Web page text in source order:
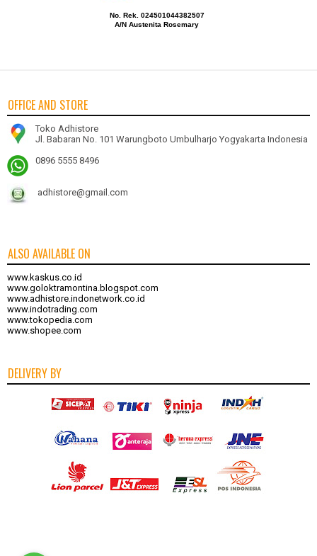
No. Rek. 024501044382507
A/N Austenita Rosemary
OFFICE AND STORE
Toko Adhistore
Jl. Babaran No. 101 Warungboto Umbulharjo Yogyakarta Indonesia
0896 5555 8496
adhistore@gmail.com
ALSO AVAILABLE ON
www.kaskus.co.id
www.goloktramontina.blogspot.com
www.adhistore.indonetwork.co.id
www.indotrading.com
www.tokopedia.com
www.shopee.com
DELIVERY BY